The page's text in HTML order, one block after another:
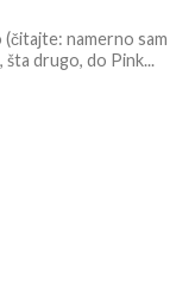
(čitajte: namerno sam
šta drugo, do Pink...